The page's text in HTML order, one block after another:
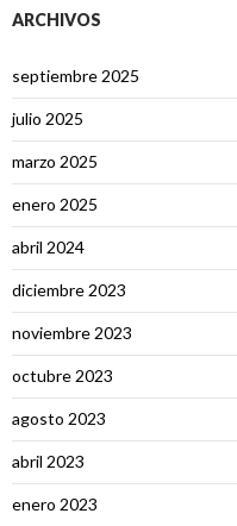
ARCHIVOS
septiembre 2025
julio 2025
marzo 2025
enero 2025
abril 2024
diciembre 2023
noviembre 2023
octubre 2023
agosto 2023
abril 2023
enero 2023